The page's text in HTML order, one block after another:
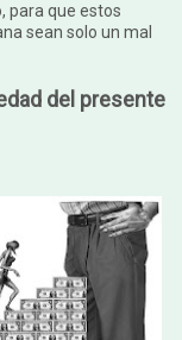
para que estos
sean solo un mal
del presente